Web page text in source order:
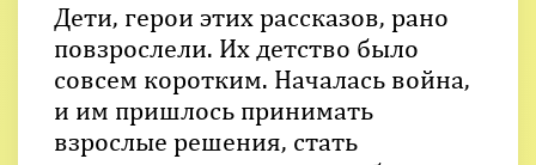
Дети, герои этих рассказов, рано
повзрослели. Их детство было
совсем коротким. Началась война,
и им пришлось принимать
взрослые решения, стать